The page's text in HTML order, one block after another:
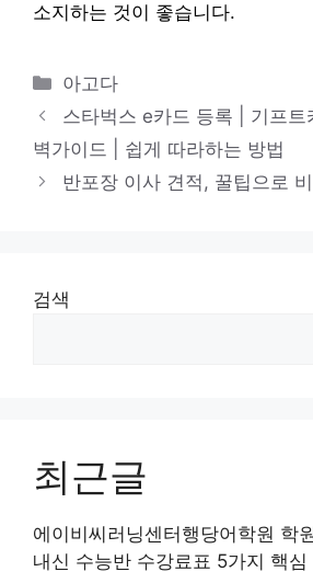
소지하는 것이 좋습니다.
카
테
리
아고다
스타벅스 e카드 등록 | 기프트
벽가이드 | 쉽게 따라하는 방법
반포장 이사 견적, 꿀팁으로
검색
최근글
에이비씨러닝센터행당어학원 학
내신 수능반 수강료표 5가지 핵심